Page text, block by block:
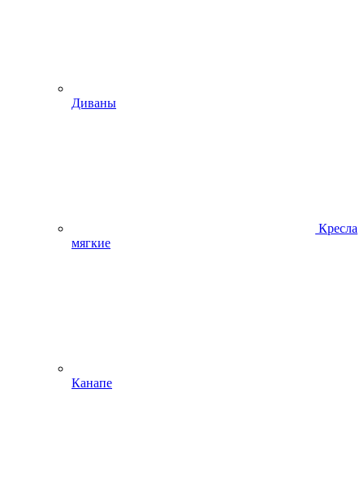
Диваны
Кресла
мягкие
Канапе